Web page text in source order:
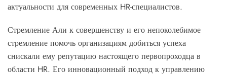
актуальности для современных HR-специалистов.
Стремление Али к совершенству и его непоколебимое
стремление помочь организациям добиться успеха
снискали ему репутацию настоящего первопроходца в
области HR. Его инновационный подход к управлению